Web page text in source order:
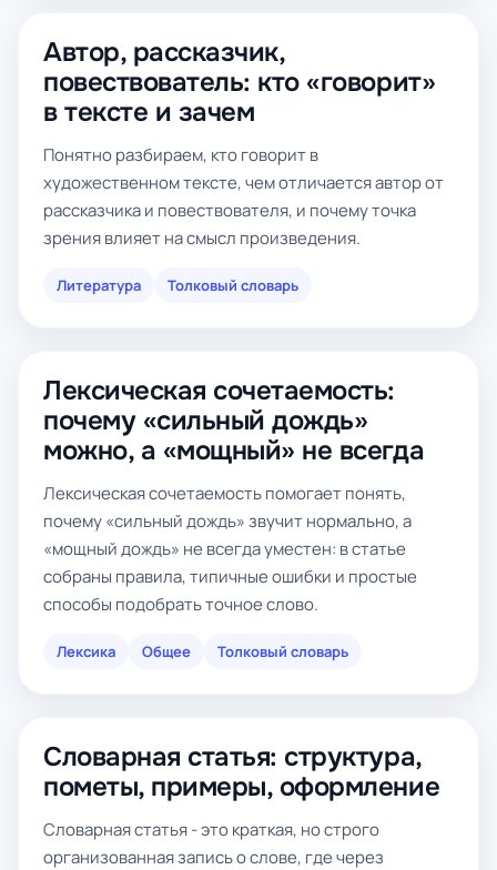
Автор, рассказчик,
повествователь: кто «говорит»
в тексте и зачем
Понятно разбираем, кто говорит в
художественном тексте, чем отличается автор от
рассказчика и повествователя, и почему точка
зрения влияет на смысл произведения.
Литература Толковый словарь
Лексическая сочетаемость:
почему «сильный дождь»
можно, а «мощный» не всегда
Лексическая сочетаемость помогает понять,
почему «сильный дождь» звучит нормально, а
«мощный дождь» не всегда уместен: в статье
собраны правила, типичные ошибки и простые
способы подобрать точное слово.
Лексика Общее Толковый словарь
Словарная статья: структура,
пометы, примеры, оформление
Словарная статья - это краткая, но строго
организованная запись о слове, где через